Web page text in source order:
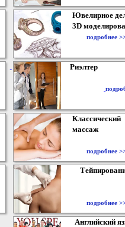
Ювелирное
3D
подробнее
Риэлтер
Классический
массаж
подробнее
подробнее
Английский